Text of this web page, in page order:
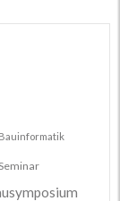
Bauinformatik